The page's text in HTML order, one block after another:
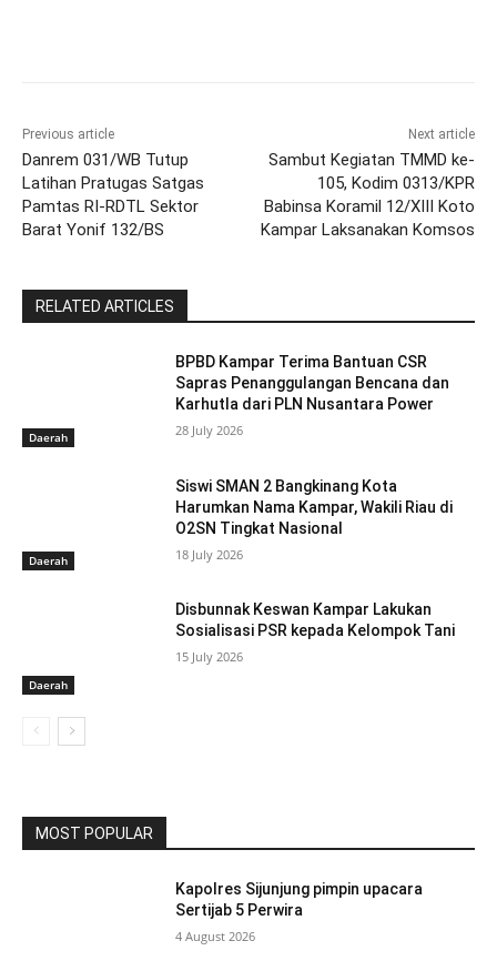
Previous article
Danrem 031/WB Tutup
Latihan Pratugas Satgas
Pamtas RI-RDTL Sektor
Barat Yonif 132/BS
Next article
Sambut Kegiatan TMMD ke-
105, Kodim 0313/KPR
Babinsa Koramil 12/XIII Koto
Kampar Laksanakan Komsos
RELATED ARTICLES
Daerah
BPBD Kampar Terima Bantuan CSR
Sapras Penanggulangan Bencana dan
Karhutla dari PLN Nusantara Power
28 July 2026
Daerah
Siswi SMAN 2 Bangkinang Kota
Harumkan Nama Kampar, Wakili Riau di
O2SN Tingkat Nasional
18 July 2026
Daerah
Disbunnak Keswan Kampar Lakukan
Sosialisasi PSR kepada Kelompok Tani
15 July 2026
MOST POPULAR
Kapolres Sijunjung pimpin upacara
Sertijab 5 Perwira
4 August 2026